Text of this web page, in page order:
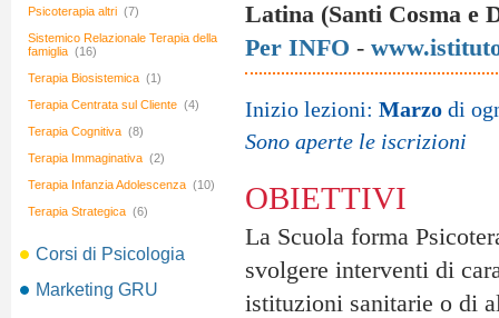
Psicoterapia altri (7)
Sistemico Relazionale Terapia della
famiglia (16)
Terapia Biosistemica (1)
Terapia Centrata sul Cliente (4)
Terapia Cognitiva (8)
Terapia Immaginativa (2)
Terapia Infanzia Adolescenza (10)
Terapia Strategica (6)
Corsi di Psicologia
Marketing GRU
Latina (Santi Cosma e
Per INFO -
Inizio lezioni: Marzodi
Sono aperte le iscrizioni
OBIETTIVI
La Scuola forma
svolgere interventi di
istituzioni sanitarie o di